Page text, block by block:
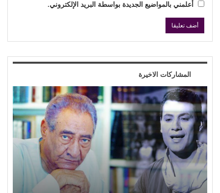
أعلمني بالمواضيع الجديدة بواسطة البريد الإلكتروني.
المشاركات الاخيرة